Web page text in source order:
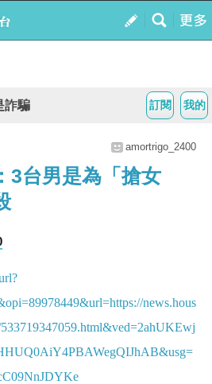
我的
訂閱
詐騙
amortrigo_2400
3台男是為「搶女
news.hous